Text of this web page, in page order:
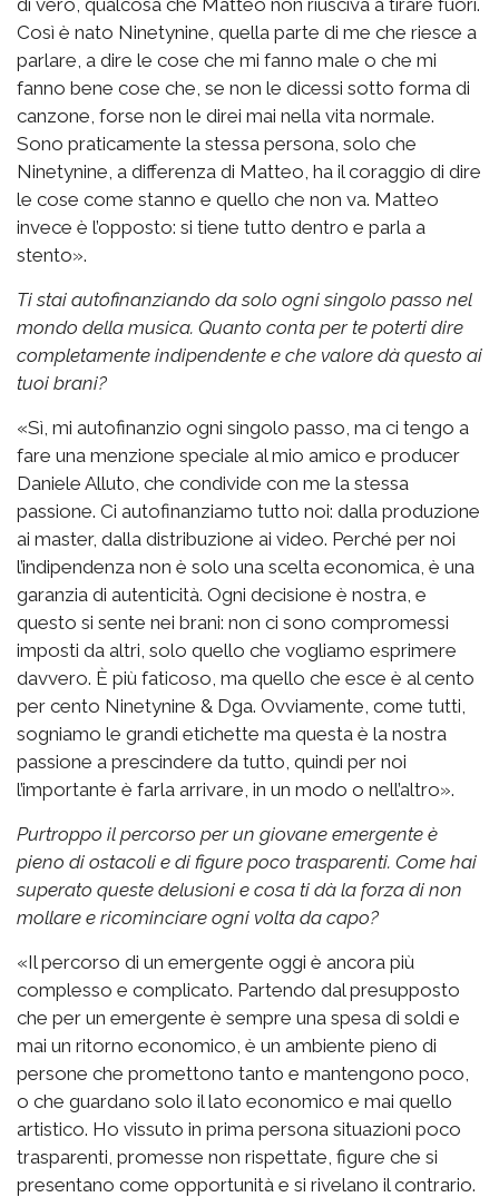
Così è nato Ninetynine, quella parte di me che riesce a
parlare, a dire le cose che mi fanno male o che mi
fanno bene cose che, se non le dicessi sotto forma di
canzone, forse non le direi mai nella vita normale.
Sono praticamente la stessa persona, solo che
Ninetynine, a differenza di Matteo, ha il coraggio di dire
le cose come stanno e quello che non va. Matteo
invece è l’opposto: si tiene tutto dentro e parla a
stento».
Ti stai autofinanziando da solo ogni singolo passo nel
mondo della musica. Quanto conta per te poterti dire
completamente indipendente e che valore dà questo ai
tuoi brani?
«Sì, mi autofinanzio ogni singolo passo, ma ci tengo a
fare una menzione speciale al mio amico e producer
Daniele Alluto, che condivide con me la stessa
passione. Ci autofinanziamo tutto noi: dalla produzione
ai master, dalla distribuzione ai video. Perché per noi
l’indipendenza non è solo una scelta economica, è una
garanzia di autenticità. Ogni decisione è nostra, e
questo si sente nei brani: non ci sono compromessi
imposti da altri, solo quello che vogliamo esprimere
davvero. È più faticoso, ma quello che esce è al cento
per cento Ninetynine & Dga. Ovviamente, come tutti,
sogniamo le grandi etichette ma questa è la nostra
passione a prescindere da tutto, quindi per noi
l’importante è farla arrivare, in un modo o nell’altro».
Purtroppo il percorso per un giovane emergente è
pieno di ostacoli e di figure poco trasparenti. Come hai
superato queste delusioni e cosa ti dà la forza di non
mollare e ricominciare ogni volta da capo?
«Il percorso di un emergente oggi è ancora più
complesso e complicato. Partendo dal presupposto
che per un emergente è sempre una spesa di soldi e
mai un ritorno economico, è un ambiente pieno di
persone che promettono tanto e mantengono poco,
o che guardano solo il lato economico e mai quello
artistico. Ho vissuto in prima persona situazioni poco
trasparenti, promesse non rispettate, figure che si
presentano come opportunità e si rivelano il contrario.